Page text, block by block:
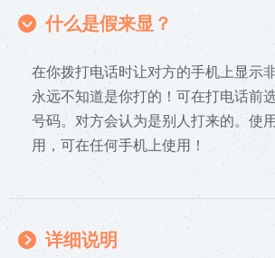
什么是假来显？
在你拨打电话时让对方的手机上显示
永远不知道是你打的！可在打电话前
号码。对方会认为是别人打来的。使
用，可在任何手机上使用！
详细说明